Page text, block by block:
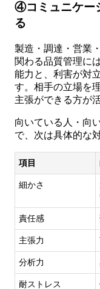
④コミュニケー
る
製造・調達・営業
関わる品質管理に
能力と、利害が対
す。相手の立場を
主張ができる方が
向いている人・向
で、次は具体的な
項目
細かさ
責任感
主張力
分析力
耐ストレス